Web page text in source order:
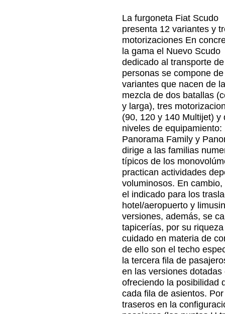
La furgoneta Fiat Scudo
presenta 12 variantes y
motorizaciones En
la gama el Nuevo Scudo
dedicado al transporte de
personas se compone
variantes que nacen de la
mezcla de dos batallas
y larga), tres
(90, 120 y 140 Multijet) y
niveles de equipamiento:
Panorama Family y
dirige a las familias
típicos de los
practican actividades
voluminosos. En
el indicado para los
hotel/aeropuerto y
versiones, además, se
tapicerías, por su
cuidado en materia de
de ello son el techo
la tercera fila de
en las versiones
ofreciendo la posibilidad
cada fila de asientos.
traseros en la